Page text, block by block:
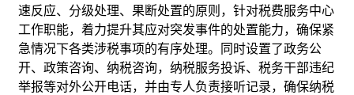
速反应、分级处理、果断处置的原则，针对税费服务中心
工作职能，着力提升其应对突发事件的处置能力，确保紧
急情况下各类涉税事项的有序处理。同时设置了政务公
开、政策咨询、纳税咨询，纳税服务投诉、税务干部违纪
举报等对外公开电话，并由专人负责接听记录，确保纳税